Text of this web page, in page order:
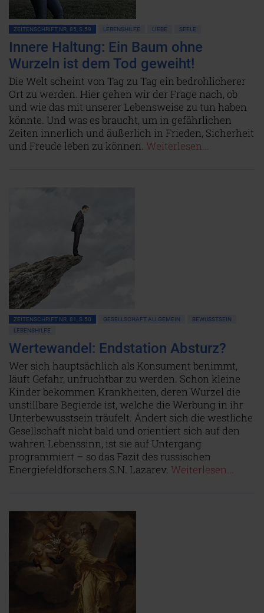
ZEITENSCHRIFT NR. 85, S.59 LEBENSHILFE LIEBE SEELE
Innere Haltung: Ein Baum ohne
Wurzeln ist dem Tod geweiht!
Die Welt scheint von Tag zu Tag ein bedrohlicherer
Ort zu werden. Hier gehen wir der Frage nach, ob
und wie das mit unserer Lebensweise zu tun haben
könnte. Und was es braucht, um in gefährlichen
Zeiten innerlich und äußerlich in Frieden, Sicherheit
und Freude leben zu können. Weiterlesen...
ZEITENSCHRIFT NR. 81, S.50 GESELLSCHAFT ALLGEMEIN
BEWUSSTSEIN
LEBENSHILFE
Wertewandel: Endstation Absturz?
Wer sich hauptsächlich als Konsument benimmt,
läuft Gefahr, unfruchtbar zu werden. Schon kleine
Kinder bekommen Krankheiten, deren Wurzel die
unstillbare Begierde ist, welche die Werbung in ihr
Unterbewusstsein träufelt. Ändert sich die westliche
Gesellschaft nicht bald und orientiert sich auf den
wahren Lebenssinn, ist sie auf Untergang
programmiert – so das Fazit des russischen
Energiefeldforschers S.N. Lazarev. Weiterlesen...